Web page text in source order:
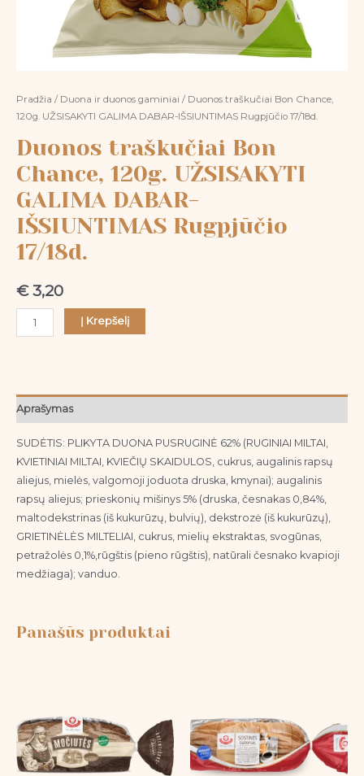
Pradžia / Duona ir duonos gaminiai / Duonos traškučiai Bon Chance,
120g. UŽSISAKYTI GALIMA DABAR-IŠSIUNTIMAS Rugpjūčio 17/18d.
Duonos traškučiai Bon
Chance, 120g. UŽSISAKYTI
GALIMA DABAR-
IŠSIUNTIMAS Rugpjūčio
17/18d.
€3,20
Į Krepšelį
Aprašymas
SUDĖTIS: PLIKYTA DUONA PUSRUGINĖ 62% (RUGINIAI MILTAI,
KVIETINIAI MILTAI, KVIEČIŲ SKAIDULOS, cukrus, augalinis rapsų
aliejus, mielės, valgomoji joduota druska, kmynai); augalinis
rapsų aliejus; prieskonių mišinys 5% (druska, česnakas 0,84%,
maltodekstrinas (iš kukurūzų, bulvių), dekstrozė (iš kukurūzų),
GRIETINĖLĖS MILTELIAI, cukrus, mielių ekstraktas, svogūnas,
petražolės 0,1%,rūgštis (pieno rūgštis), natūrali česnako kvapioji
medžiaga); vanduo.
Panašūs produktai